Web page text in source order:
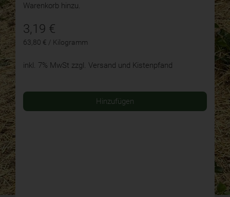
Warenkorb hinzu.
3,19 €
63,80 € / Kilogramm
inkl. 7% MwSt zzgl. Versand und Kistenpfand
Hinzufügen